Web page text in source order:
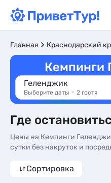
Главная Краснодарский
Кемпинги
Геленджик
Выберите даты 2 гостя
Где
Цены на Кемпинги
сутки без накруток и
доступным ценам на сайте
Сортировка